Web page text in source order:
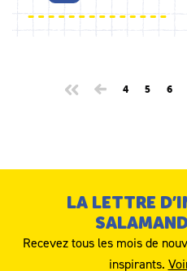
4 5 6
LA LETTRE
Recevez tous les mois de
inspirants.